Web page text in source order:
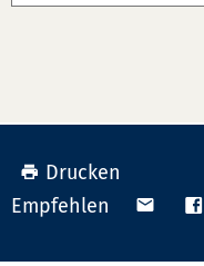
Drucken
Empfehlen
Teilen